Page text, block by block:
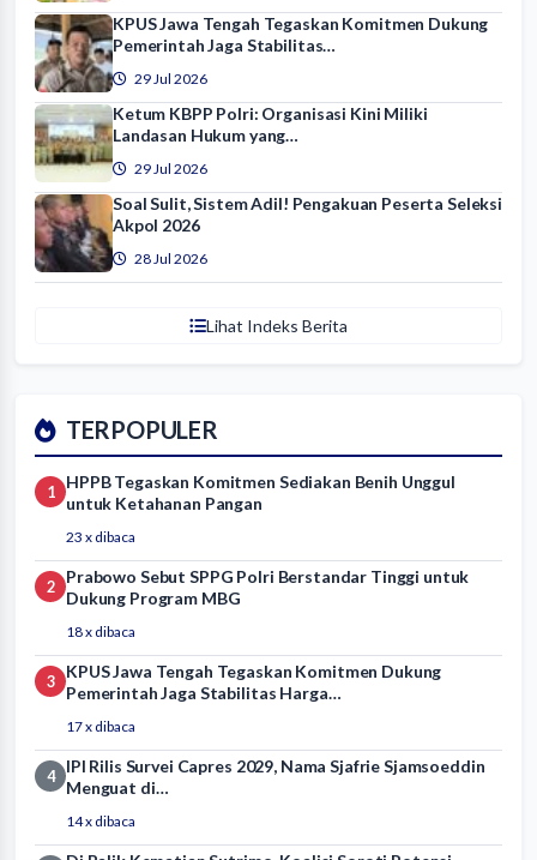
KPUS Jawa Tengah Tegaskan Komitmen Dukung
Pemerintah Jaga Stabilitas…
29 Jul 2026
Ketum KBPP Polri: Organisasi Kini Miliki
Landasan Hukum yang…
29 Jul 2026
Soal Sulit, Sistem Adil! Pengakuan Peserta Seleksi
Akpol 2026
28 Jul 2026
Lihat Indeks Berita
TERPOPULER
1
HPPB Tegaskan Komitmen Sediakan Benih Unggul
untuk Ketahanan Pangan
23 x dibaca
2
Prabowo Sebut SPPG Polri Berstandar Tinggi untuk
Dukung Program MBG
18 x dibaca
3
KPUS Jawa Tengah Tegaskan Komitmen Dukung
Pemerintah Jaga Stabilitas Harga…
17 x dibaca
4
IPI Rilis Survei Capres 2029, Nama Sjafrie Sjamsoeddin
Menguat di…
14 x dibaca